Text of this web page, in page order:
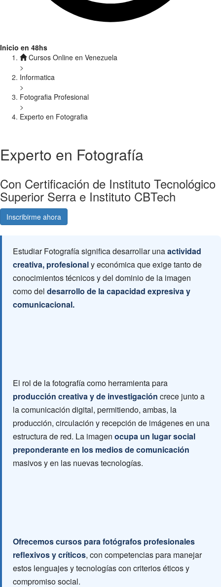
Inicio en 48hs
Cursos Online en Venezuela
>
Informatica
>
Fotografia Profesional
>
Experto en Fotografia
Experto en Fotografía
Con Certificación de Instituto Tecnológico
Superior Serra e Instituto CBTech
Inscribirme ahora
Estudiar Fotografía significa desarrollar unaactividad
creativa, profesionaly económica que exige tanto de
conocimientos técnicos y del dominio de la imagen
como del desarrollo de la capacidad expresiva y
comunicacional.
El rol de la fotografía como herramienta para
producción creativa y de investigación crece junto a
la comunicación digital, permitiendo, ambas, la
producción, circulación y recepción de imágenes en una
estructura de red. La imagen ocupa un lugar social
preponderante en los medios de comunicación
masivos y en las nuevas tecnologías.
Ofrecemos cursos para fotógrafos profesionales
reflexivos y críticos, con competencias para manejar
estos lenguajes y tecnologías con criterios éticos y
compromiso social.